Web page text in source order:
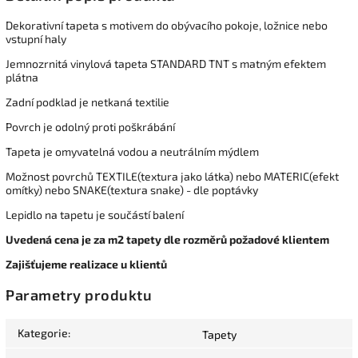
Dekorativní tapeta s motivem do obývacího pokoje, ložnice nebo
vstupní haly
Jemnozrnitá vinylová tapeta STANDARD TNT s matným efektem
plátna
Zadní podklad je netkaná textilie
Povrch je odolný proti poškrábání
Tapeta je omyvatelná vodou a neutrálním mýdlem
Možnost povrchů TEXTILE(textura jako látka) nebo MATERIC(efekt
omítky) nebo SNAKE(textura snake) - dle poptávky
Lepidlo na tapetu je součástí balení
Uvedená cena je za m2 tapety dle rozměrů požadové klientem
Zajišťujeme realizace u klientů
Parametry produktu
Kategorie: Tapety